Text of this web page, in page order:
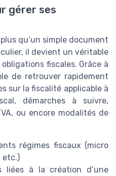
gérer ses
qu’un simple document
il devient un véritable
fiscales. Grâce à
de retrouver rapidement
sur la fiscalité applicable à
démarches à suivre,
ou encore modalités de
régimes fiscaux (micro
etc.)
liées à la création d’une